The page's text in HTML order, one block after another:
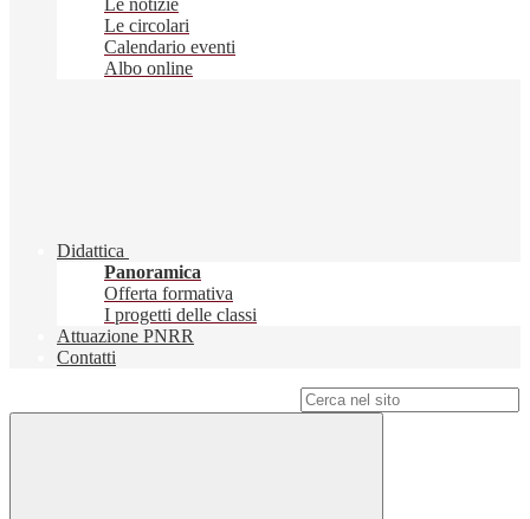
Le notizie
Le circolari
Calendario eventi
Albo online
Didattica
Panoramica
Offerta formativa
I progetti delle classi
Attuazione PNRR
Contatti